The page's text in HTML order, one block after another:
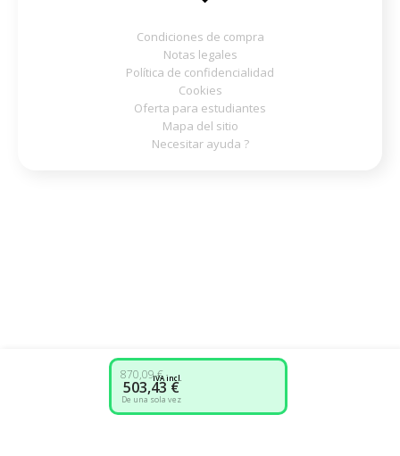
870,09 €
503,43 €
IVA incl.
De una sola vez
Condiciones de compra
Notas legales
Política de confidencialidad
Cookies
Oferta para estudiantes
Mapa del sitio
Necesitar ayuda ?